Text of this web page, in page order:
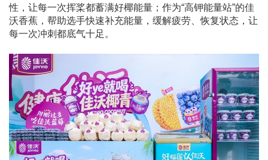
性，让每一次挥桨都蓄满好椰能量；作为“高钾能量站”的佳
沃香蕉，帮助选手快速补充能量，缓解疲劳、恢复状态，让
每一次冲刺都底气十足。